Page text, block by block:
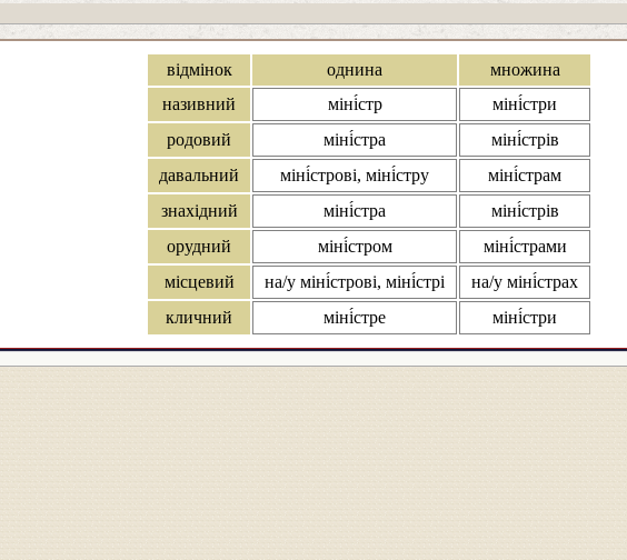
відмінок однина
множина
називний
міні́стр
міні́стри
родовий
міні́стра
міні́стрів
давальний
міні́строві, міні́стру
міні́страм
знахідний
міні́стра
міні́стрів
орудний
міні́стром
міні́страми
місцевий
на/у міні́строві, міні́стрі
на/у міні́страх
кличний
міні́стре міні́стри